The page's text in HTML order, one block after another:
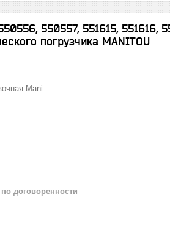
550557, 551615, 551616,
погрузчика MANITOU
Mani
по договоренности